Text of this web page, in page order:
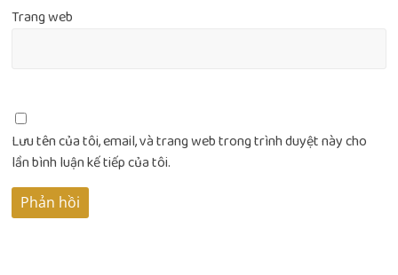
Trang web
Lưu tên của tôi, email, và trang web trong trình duyệt này cho
lần bình luận kế tiếp của tôi.